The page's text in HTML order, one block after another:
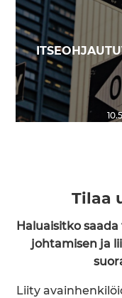
Tilaa
Haluaisitko
johtamisen ja
Liity